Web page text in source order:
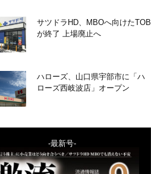
サツドラHD、MBOへ向けたTOB
が終了 上場廃止へ
ハローズ、山口県宇部市に「ハ
ローズ西岐波店」オープン
-最新号-